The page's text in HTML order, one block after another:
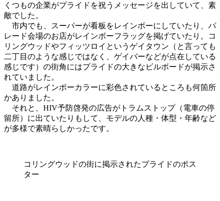
くつもの企業がプライドを祝うメッセージを出していて、素
敵でした。
市内でも、スーパーが看板をレインボーにしていたり、パ
レード会場のお店がレインボーフラッグを掲げていたり。コ
リングウッドやフィッツロイというゲイタウン（と言っても
二丁目のような感じではなく、ゲイバーなどが点在している
感じです）の街角にはプライドの大きなビルボードが掲示さ
れていました。
道路がレインボーカラーに彩色されているところも何箇所
かありました。
それと、HIV予防啓発の広告がトラムストップ（電車の停
留所）に出ていたりもして、モデルの人種・体型・年齢など
が多様で素晴らしかったです。
コリングウッドの街に掲示されたプライドのポス
ター